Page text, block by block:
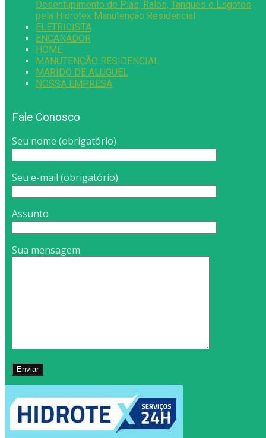
Desentupimento de Pias, Ralos, Tanques e Esgotos
pela Hidrotex Manutenção Residencial
ELETRICISTA
ENCANADOR
HOME
MANUTENÇÃO RESIDENCIAL
MARIDO DE ALUGUEL
NOSSA EMPRESA
Fale Conosco
Seu nome (obrigatório)
Seu e-mail (obrigatório)
Assunto
Sua mensagem